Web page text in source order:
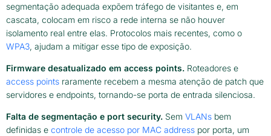
segmentação adequada expõem tráfego de visitantes e, em
cascata, colocam em risco a rede interna se não houver
isolamento real entre elas. Protocolos mais recentes, como o
WPA3, ajudam a mitigar esse tipo de exposição.
Firmware desatualizado em access points. Roteadores e
access points raramente recebem a mesma atenção de patch que
servidores e endpoints, tornando-se porta de entrada silenciosa.
Falta de segmentação e port security. Sem VLANs bem
definidas e controle de acesso por MAC address por porta, um